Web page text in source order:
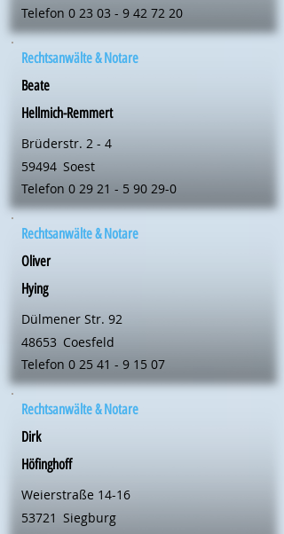
Telefon 0 23 03 - 9 42 72 20
Rechtsanwälte & Notare
Beate
Hellmich-Remmert
Brüderstr. 2 - 4
59494 Soest
Telefon 0 29 21 - 5 90 29-0
Rechtsanwälte & Notare
Oliver
Hying
Dülmener Str. 92
48653 Coesfeld
Telefon 0 25 41 - 9 15 07
Rechtsanwälte & Notare
Dirk
Höfinghoff
Weierstraße 14-16
53721 Siegburg